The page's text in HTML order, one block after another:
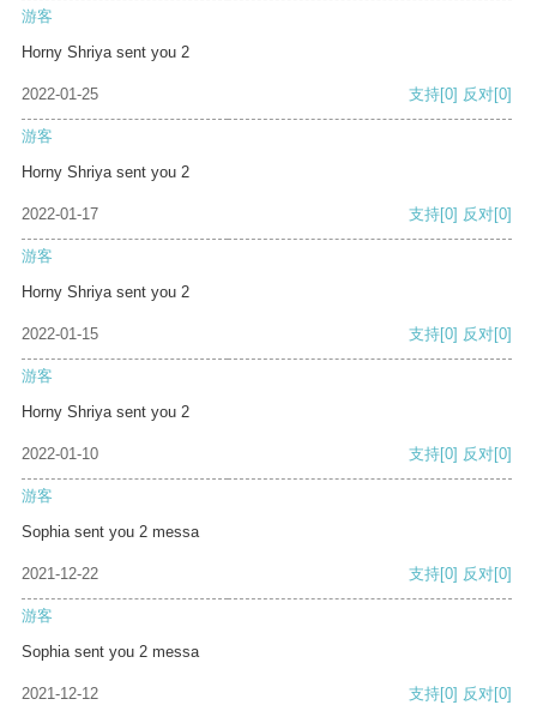
游客
Horny Shriya sent you 2
2022-01-25 支持[0] 反对[0]
游客
Horny Shriya sent you 2
2022-01-17 支持[0] 反对[0]
游客
Horny Shriya sent you 2
2022-01-15 支持[0] 反对[0]
游客
Horny Shriya sent you 2
2022-01-10 支持[0] 反对[0]
游客
Sophia sent you 2 messa
2021-12-22 支持[0] 反对[0]
游客
Sophia sent you 2 messa
2021-12-12 支持[0] 反对[0]